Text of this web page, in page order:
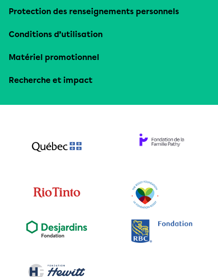
Protection des renseignements personnels
Conditions d’utilisation
Matériel promotionnel
Recherche et impact